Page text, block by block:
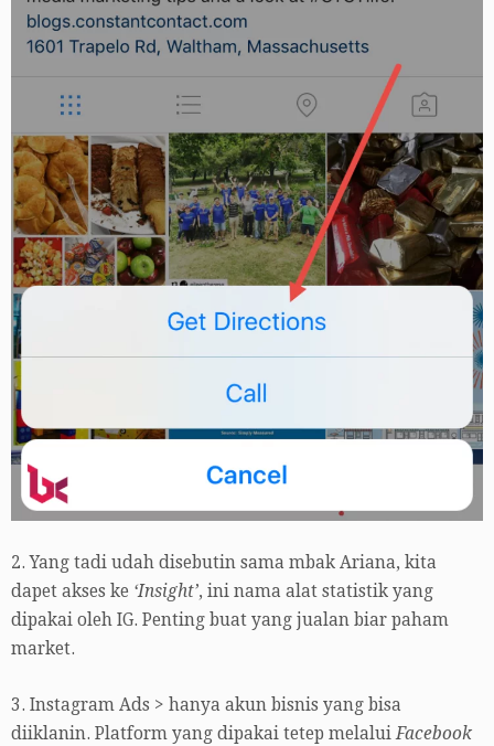
2. Yang tadi udah disebutin sama mbak Ariana, kita
dapet akses ke ‘Insight’, ini nama alat statistik yang
dipakai oleh IG. Penting buat yang jualan biar paham
market.
3. Instagram Ads > hanya akun bisnis yang bisa
diiklanin. Platform yang dipakai tetep melaluiFacebook